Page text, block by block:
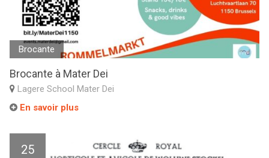
Brocante
Brocante à Mater Dei
Lagere School Mater Dei
En savoir plus
25